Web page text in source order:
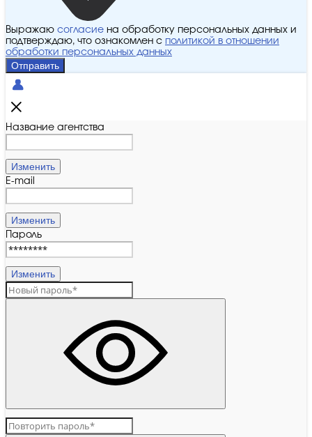
Выражаю согласие на обработку персональных данных и
подтверждаю, что ознакомлен с политикой в отношении
обработки персональных данных
Отправить
Название агентства
Изменить
E-mail
Изменить
Пароль
Изменить